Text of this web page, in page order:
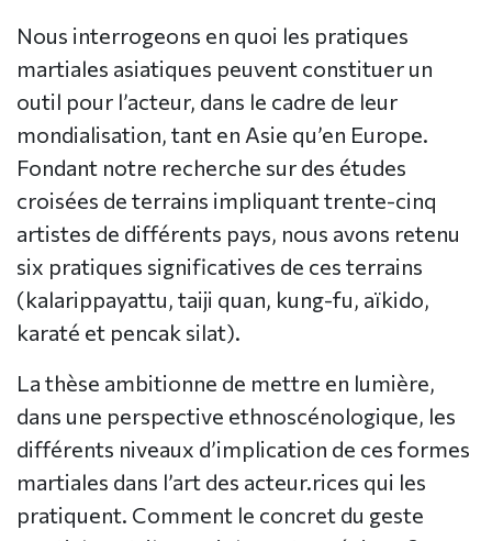
Nous interrogeons en quoi les pratiques
martiales asiatiques peuvent constituer un
outil pour l’acteur, dans le cadre de leur
mondialisation, tant en Asie qu’en Europe.
Fondant notre recherche sur des études
croisées de terrains impliquant trente-cinq
artistes de différents pays, nous avons retenu
six pratiques significatives de ces terrains
(kalarippayattu, taiji quan, kung-fu, aïkido,
karaté et pencak silat).
La thèse ambitionne de mettre en lumière,
dans une perspective ethnoscénologique, les
différents niveaux d’implication de ces formes
martiales dans l’art des acteur.rices qui les
pratiquent. Comment le concret du geste